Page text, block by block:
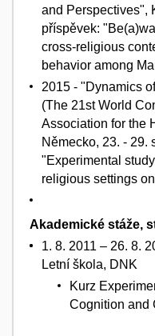
and Perspectives",
příspěvek:
cross-religious
behavior among
2015 - "Dynamics
(The 21st World
Association for the
Německo, 23. - 29.
"Experimental
religious settings
Akademické stáže,
1. 8. 2011 – 26. 8.
Letní škola, DNK
Kurz
Cognition and